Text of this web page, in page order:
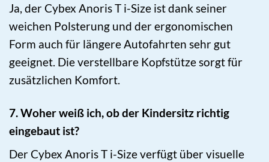
Ja, der Cybex Anoris T i-Size ist dank seiner
weichen Polsterung und der ergonomischen
Form auch für längere Autofahrten sehr gut
geeignet. Die verstellbare Kopfstütze sorgt für
zusätzlichen Komfort.
7. Woher weiß ich, ob der Kindersitz richtig
eingebaut ist?
Der Cybex Anoris T i-Size verfügt über visuelle